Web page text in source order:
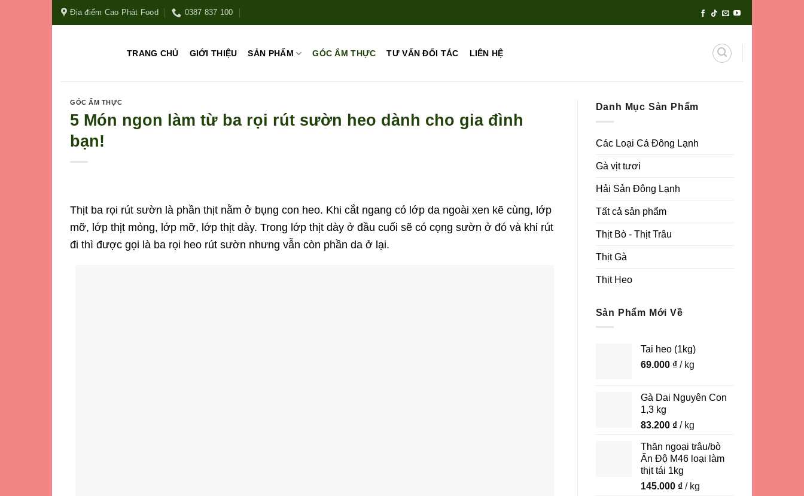
Địa điểm Cao Phát Food 0387 837 100
TRANG CHỦ GIỚI THIỆU SẢN PHẨM GÓC ẨM THỰC TƯ VẤN ĐỐI TÁC LIÊN HỆ
GÓC ẨM THỰC
5 Món ngon làm từ ba rọi rút sườn heo dành cho gia đình
bạn!
Thịt ba rọi rút sườn là phần thịt nằm ở bụng con heo. Khi cắt ngang có lớp da ngoài xen kẽ cùng, lớp
mỡ, lớp thịt mỏng, lớp mỡ, lớp thịt dày. Trong lớp thịt dày ở đầu cuối sẽ có cọng sườn ở đó và khi rút
đi thì được gọi là ba rọi heo rút sườn nhưng vẫn còn phần da ở lại.
Danh Mục Sản Phẩm
Các Loại Cá Đông Lạnh
Gà vịt tươi
Hải Sản Đông Lạnh
Tất cả sản phẩm
Thịt Bò - Thịt Trâu
Thịt Gà
Thịt Heo
Sản Phẩm Mới Về
Tai heo (1kg)
69.000 ₫/ kg
Gà Dai Nguyên Con
1,3 kg
83.200 ₫/ kg
Thăn ngoại trâu/bò
Ấn Độ M46 loại làm
thịt tái 1kg
145.000 ₫/ kg